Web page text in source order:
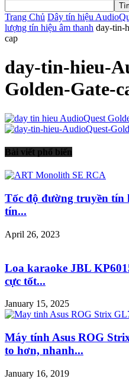
Trang Chủ Dây tín hiệu
lượng tín hiệu âm thanh day-tin-
cap
day-tin-hieu-
Golden-Gate-
Bài viết phổ biến
Tốc độ đường truyền tín
tín...
April 26, 2023
Loa karaoke JBL
cực tốt...
January 15, 2025
Máy tính Asus ROG
to hơn, nhanh...
January 16, 2019